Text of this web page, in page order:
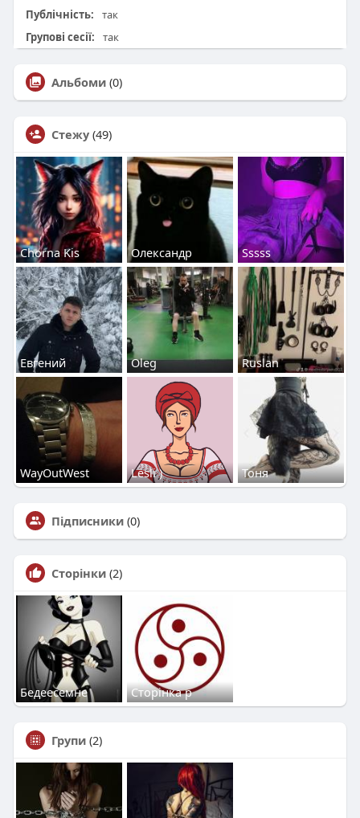
Публічність:
так
Групові сесії:
так
Альбоми (0)
Стежу (49)
Chorna Kis Олександр Sssss
Евгений Oleg Ruslan
WayOutWest Lesli ) Тоня
Підписники (0)
Сторінки (2)
Бедеесемне Сторінка р
Групи (2)